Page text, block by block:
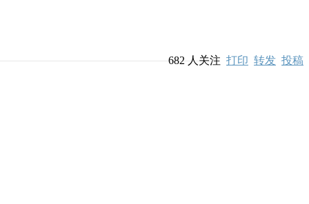
682人关注 打印 转发 投稿